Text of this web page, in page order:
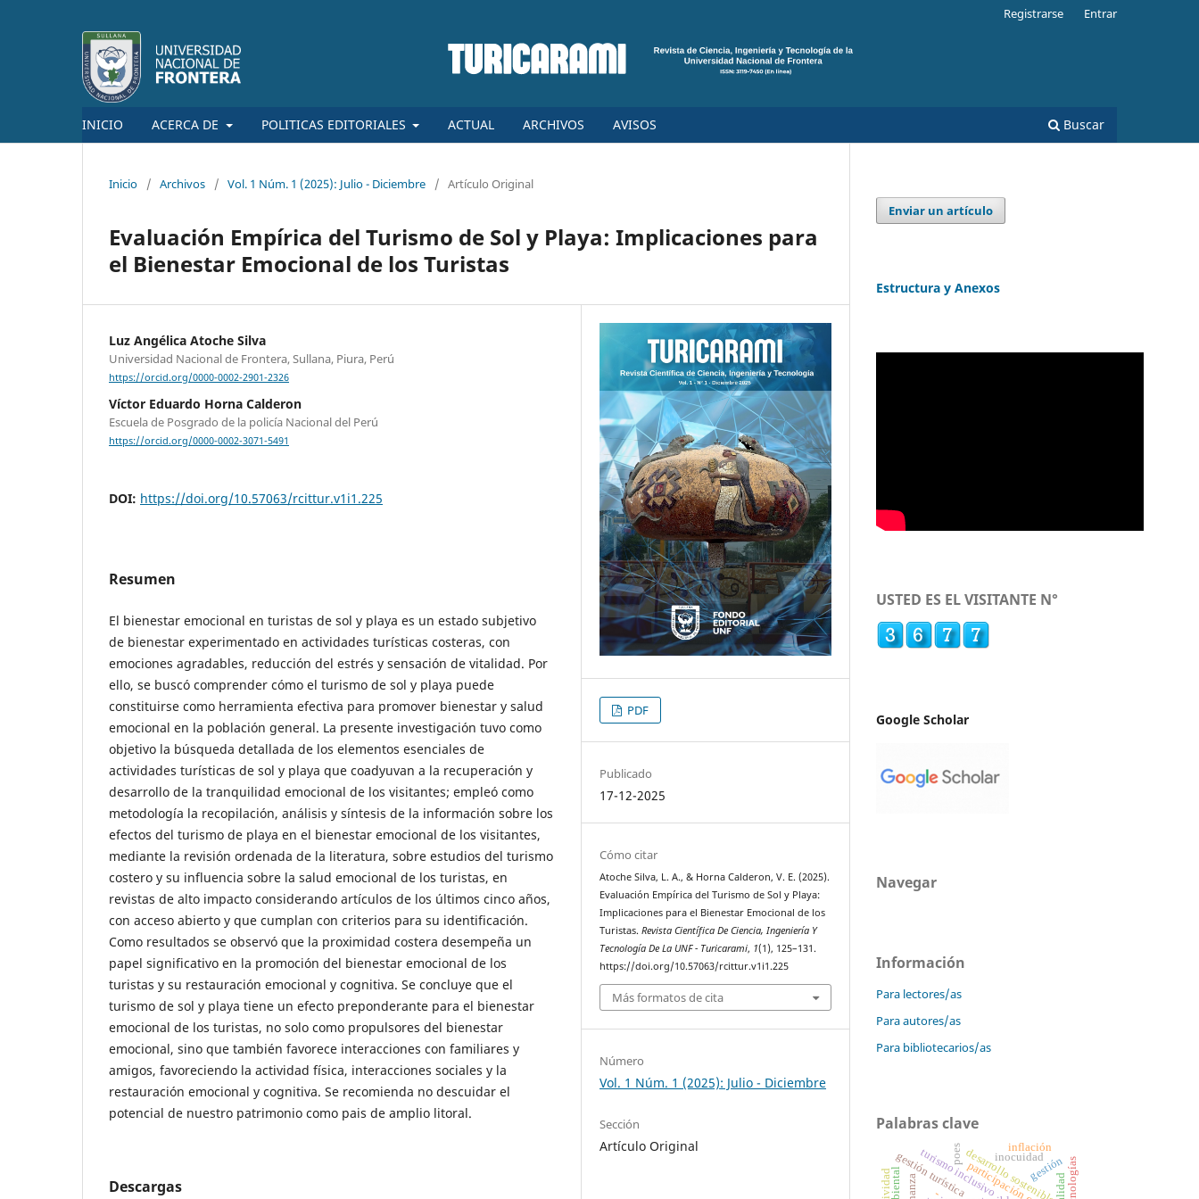
INICIO ACERCA DE POLITICAS EDITORIALES ACTUAL ARCHIVOS AVISOS Buscar
Registrarse Entrar
Inicio / Archivos / Vol. 1 Núm. 1 (2025): Julio - Diciembre / Artículo Original
Evaluación Empírica del Turismo de Sol y Playa: Implicaciones para
el Bienestar Emocional de los Turistas
Luz Angélica Atoche Silva
Universidad Nacional de Frontera, Sullana, Piura, Perú
https://orcid.org/0000-0002-2901-2326
Víctor Eduardo Horna Calderon
Escuela de Posgrado de la policía Nacional del Perú
https://orcid.org/0000-0002-3071-5491
DOI: https://doi.org/10.57063/rcittur.v1i1.225
Resumen
El bienestar emocional en turistas de sol y playa es un estado subjetivo
de bienestar experimentado en actividades turísticas costeras, con
emociones agradables, reducción del estrés y sensación de vitalidad. Por
ello, se buscó comprender cómo el turismo de sol y playa puede
constituirse como herramienta efectiva para promover bienestar y salud
emocional en la población general. La presente investigación tuvo como
objetivo la búsqueda detallada de los elementos esenciales de
actividades turísticas de sol y playa que coadyuvan a la recuperación y
desarrollo de la tranquilidad emocional de los visitantes; empleó como
metodología la recopilación, análisis y síntesis de la información sobre los
efectos del turismo de playa en el bienestar emocional de los visitantes,
mediante la revisión ordenada de la literatura, sobre estudios del turismo
costero y su influencia sobre la salud emocional de los turistas, en
revistas de alto impacto considerando artículos de los últimos cinco años,
con acceso abierto y que cumplan con criterios para su identificación.
Como resultados se observó que la proximidad costera desempeña un
papel significativo en la promoción del bienestar emocional de los
turistas y su restauración emocional y cognitiva. Se concluye que el
turismo de sol y playa tiene un efecto preponderante para el bienestar
emocional de los turistas, no solo como propulsores del bienestar
emocional, sino que también favorece interacciones con familiares y
amigos, favoreciendo la actividad física, interacciones sociales y la
restauración emocional y cognitiva. Se recomienda no descuidar el
potencial de nuestro patrimonio como pais de amplio litoral.
Descargas
PDF
Publicado
17-12-2025
Cómo citar
Atoche Silva, L. A., & Horna Calderon, V. E. (2025).
Evaluación Empírica del Turismo de Sol y Playa:
Implicaciones para el Bienestar Emocional de los
Turistas.Revista Científica De Ciencia, Ingeniería Y
Tecnología De La UNF - Turicarami, 1(1), 125–131.
https://doi.org/10.57063/rcittur.v1i1.225
Más formatos de cita
Número
Vol. 1 Núm. 1 (2025): Julio - Diciembre
Sección
Artículo Original
Enviar un artículo
Estructura y Anexos
USTED ES EL VISITANTE N°
Google Scholar
Navegar
Información
Para lectores/as
Para autores/as
Para bibliotecarios/as
Palabras clave
desarrollo sostenible
gestión turística tecnologías
gestión
turismo inclusivo
poes inocuidad
calidad
-
inflación